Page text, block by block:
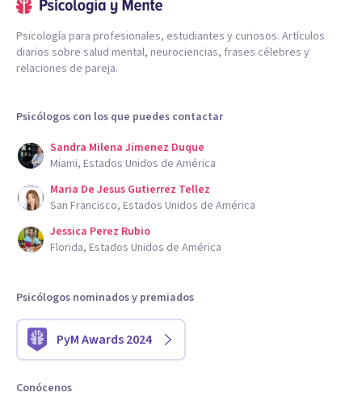
Psicología para profesionales, estudiantes y curiosos. Artículos
diarios sobre salud mental, neurociencias, frases célebres y
relaciones de pareja.
Psicólogos con los que puedes contactar
Sandra Milena Jimenez Duque
Miami, Estados Unidos de América
Maria De Jesus Gutierrez Tellez
San Francisco, Estados Unidos de América
Jessica Perez Rubio
Florida, Estados Unidos de América
Psicólogos nominados y premiados
PyM Awards 2024
Conócenos